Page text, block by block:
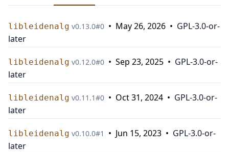
libleidenalg v0.13.0#0 • May 26, 2026 • GPL-3.0-or-
later
libleidenalg v0.12.0#0 • Sep 23, 2025 • GPL-3.0-or-
later
libleidenalg v0.11.1#0 • Oct 31, 2024 • GPL-3.0-or-
later
libleidenalg v0.10.0#1 • Jun 15, 2023 • GPL-3.0-or-
later